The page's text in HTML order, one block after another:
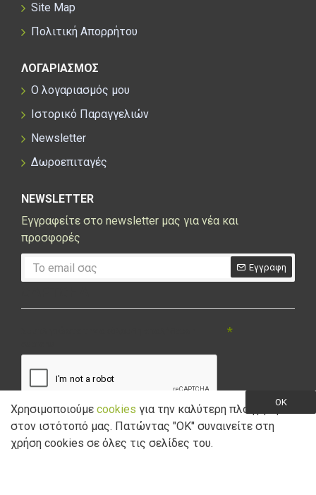
Site Map
Πολιτική Απορρήτου
ΛΟΓΑΡΙΑΣΜΟΣ
Ο λογαριασμός μου
Ιστορικό Παραγγελιών
Newsletter
Δωροεπιταγές
NEWSLETTER
Εγγραφείτε στο newsletter μας για νέα και
προσφορές
Εγγραφη
Έχω διαβάσει και αποδέχομαι την Πολιτική Απορρήτου
OK
Χρησιμοποιούμε cookies για την καλύτερη πλοήγηση
στον ιστότοπό μας. Πατώντας "ΟK" συναινείτε στη
χρήση cookies σε όλες τις σελίδες του.